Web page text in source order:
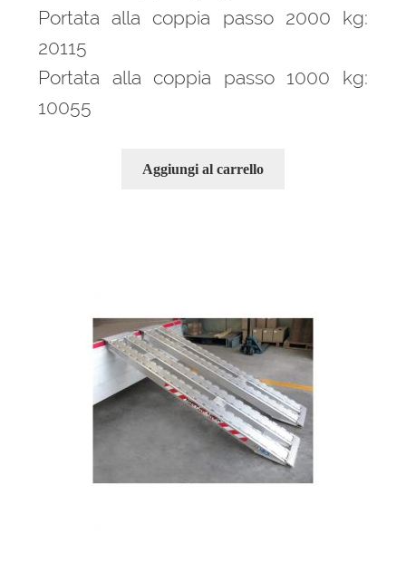
Portata alla coppia passo 2000 kg:
20115
Portata alla coppia passo 1000 kg:
10055
Aggiungi al carrello